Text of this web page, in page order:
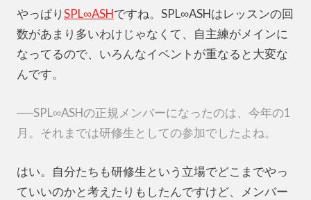
やっぱりSPL∞ASHですね。SPL∞ASHはレッスンの回
数があまり多いわけじゃなくて、自主練がメインに
なってるので、いろんなイベントが重なると大変な
んです。
──SPL∞ASHの正規メンバーになったのは、今年の1
月。それまでは研修生としての参加でしたよね。
はい。自分たちも研修生という立場でどこまでやっ
ていいのかと考えたりもしたんですけど、メンバー